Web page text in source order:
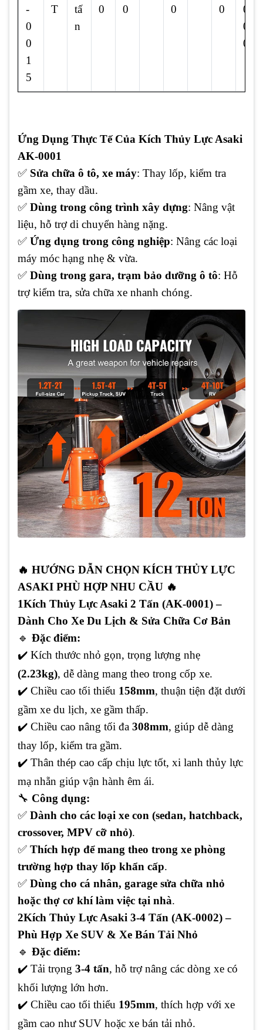
-
0
0
1
5
T
tấ
n
0
0
0
0
0
0
0
Ứng Dụng Thực Tế Của Kích Thủy Lực Asaki
AK-0001
✅ Sửa chữa ô tô, xe máy: Thay lốp, kiểm tra
gầm xe, thay dầu.
✅ Dùng trong công trình xây dựng: Nâng vật
liệu, hỗ trợ di chuyển hàng nặng.
✅ Ứng dụng trong công nghiệp: Nâng các loại
máy móc hạng nhẹ & vừa.
✅ Dùng trong gara, trạm bảo dưỡng ô tô: Hỗ
trợ kiểm tra, sửa chữa xe nhanh chóng.
🔥 HƯỚNG DẪN CHỌN KÍCH THỦY LỰC
ASAKI PHÙ HỢP NHU CẦU 🔥
1️Kích Thủy Lực Asaki 2 Tấn (AK-0001) –
Dành Cho Xe Du Lịch & Sửa Chữa Cơ Bản
🔹 Đặc điểm:
✔️ Kích thước nhỏ gọn, trọng lượng nhẹ
(2.23kg), dễ dàng mang theo trong cốp xe.
✔️ Chiều cao tối thiểu 158mm, thuận tiện đặt dưới
gầm xe du lịch, xe gầm thấp.
✔️ Chiều cao nâng tối đa 308mm, giúp dễ dàng
thay lốp, kiểm tra gầm.
✔️ Thân thép cao cấp chịu lực tốt, xi lanh thủy lực
mạ nhẵn giúp vận hành êm ái.
🔧 Công dụng:
✅ Dành cho các loại xe con (sedan, hatchback,
crossover, MPV cỡ nhỏ).
✅ Thích hợp để mang theo trong xe phòng
trường hợp thay lốp khẩn cấp.
✅ Dùng cho cá nhân, garage sửa chữa nhỏ
hoặc thợ cơ khí làm việc tại nhà.
2️Kích Thủy Lực Asaki 3-4 Tấn (AK-0002) –
Phù Hợp Xe SUV & Xe Bán Tải Nhỏ
🔹 Đặc điểm:
✔️ Tải trọng 3-4 tấn, hỗ trợ nâng các dòng xe có
khối lượng lớn hơn.
✔️ Chiều cao tối thiểu 195mm, thích hợp với xe
gầm cao như SUV hoặc xe bán tải nhỏ.